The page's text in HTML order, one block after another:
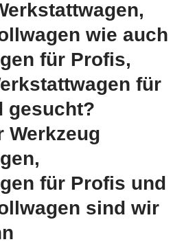
wie auch
für Profis,
für
gesucht?
Werkzeug
für Profis und
sind wir